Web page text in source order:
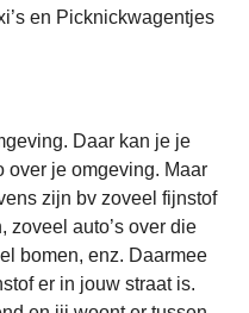
en Picknickwagentjes
Daar kan je je
over je omgeving. Maar
zijn bv zoveel fijnstof
zoveel auto’s over die
bomen, enz. Daarmee
er in jouw straat is.